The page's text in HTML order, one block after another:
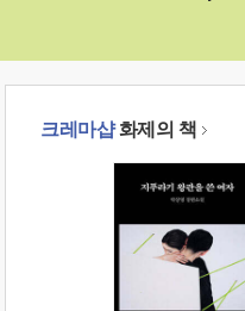
크레마샵화제의 책